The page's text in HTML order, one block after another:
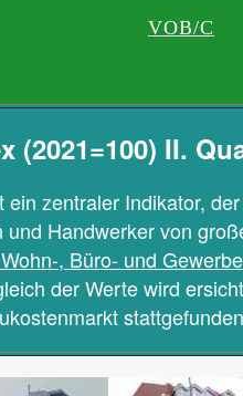
VOB/C
(2021=100) II.
ein zentraler Indikator,
und Handwerker von
, Büro- und
der Werte wird